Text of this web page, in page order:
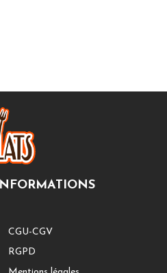
INFORMATIONS
CGU-CGV
RGPD